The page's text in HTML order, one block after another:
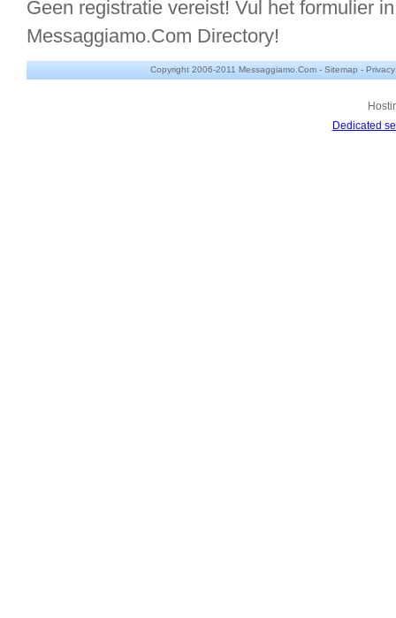
Geen registratie vereist! Vul het formulier
Messaggiamo.Com Directory!
Copyright 2006-2011 Messaggiamo.Com - Sitemap - Privacy
Dedicated